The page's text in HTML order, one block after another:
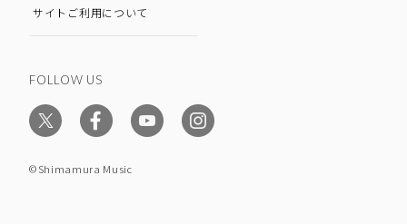
サイトご利用について
FOLLOW US
©Shimamura Music